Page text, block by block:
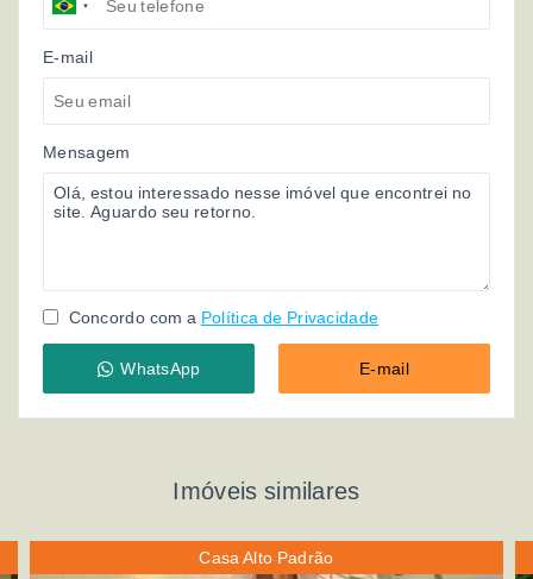
E-mail
Mensagem
Concordo com a Política de Privacidade
WhatsApp E-mail
Imóveis similares
Casa Alto Padrão